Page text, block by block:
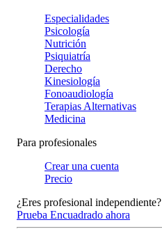
Especialidades
Psicología
Nutrición
Psiquiatría
Derecho
Kinesiología
Fonoaudiología
Terapias Alternativas
Medicina
Para profesionales
Crear una cuenta
Precio
¿Eres profesional independiente?
Prueba Encuadrado ahora